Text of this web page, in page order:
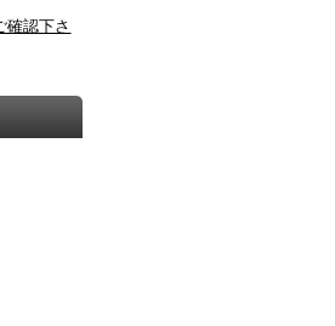
確認下さ